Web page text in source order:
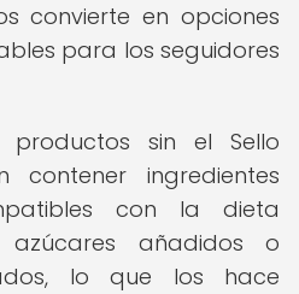
convierte en opciones
para los seguidores
sin el Sello
contener ingredientes
con la dieta
azúcares añadidos o
lo que los hace